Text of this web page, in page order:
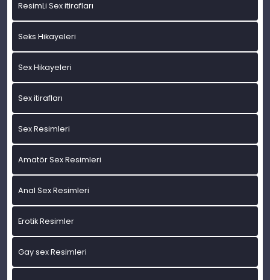
ResimLi Sex itirafları
Seks Hikayeleri
Sex Hikayeleri
Sex itirafları
Sex Resimleri
Amatör Sex Resimleri
Anal Sex Resimleri
Erotik Resimler
Gay sex Resimleri